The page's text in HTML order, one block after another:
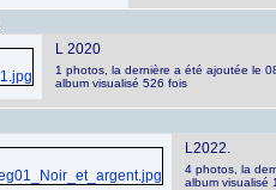
L 2020
1 photos, la dernière a été ajoutée le
album visualisé 526 fois
L2022.
4 photos, la
album visualisé